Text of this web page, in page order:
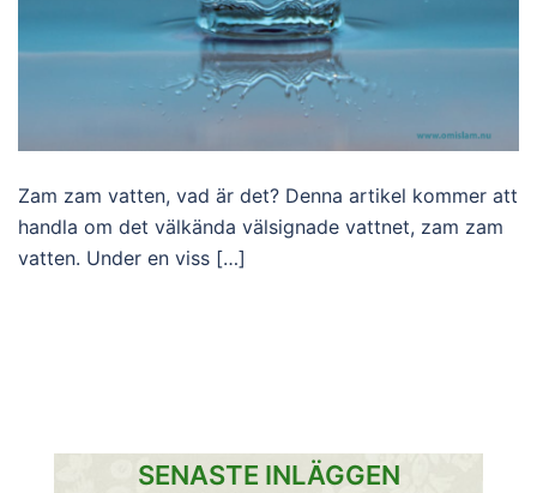
Zam zam vatten, vad är det? Denna artikel kommer att
handla om det välkända välsignade vattnet, zam zam
vatten. Under en viss […]
SENASTE INLÄGGEN